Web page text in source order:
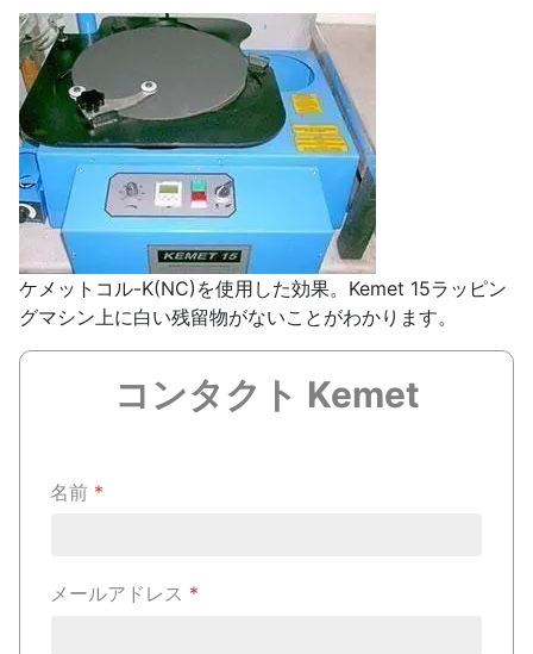
ケメットコル-K(NC)を使用した効果。Kemet 15ラッピン
グマシン上に白い残留物がないことがわかります。
コンタクト Kemet
名前 *
メールアドレス *